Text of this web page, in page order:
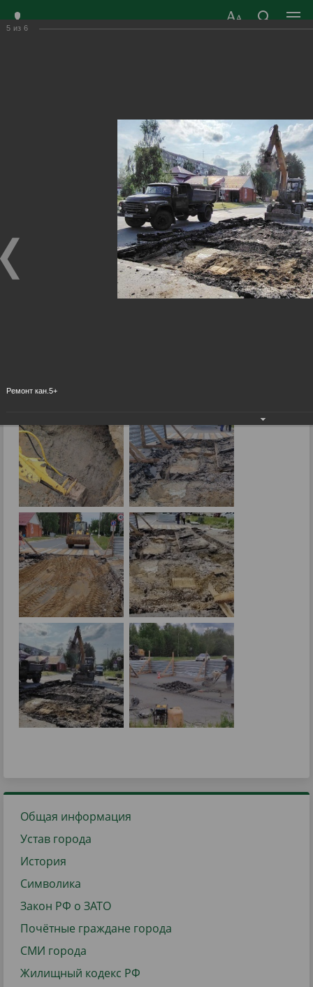
г. Радужный, 1 квартал, д.55
Адрес здания администрации
radugn@avo.ru
Электронная почта
Главная Фотогалерея › Новости
›
Ремонт канализационного коллектора! 2025
Ремонт канализационного коллектора!
Общая информация
Устав города
История
Символика
Закон РФ о ЗАТО
Почётные граждане города
СМИ города
Жилищный кодекс РФ
5 из 6
Ремонт кан.5+